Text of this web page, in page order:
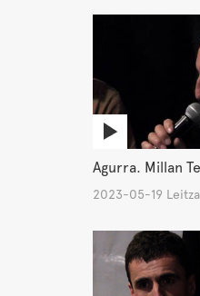
Agurra. Millan
2023-05-19 Leitza